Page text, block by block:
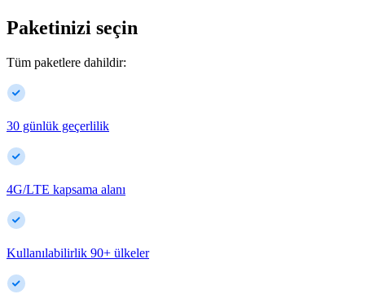
Paketinizi seçin
Tüm paketlere dahildir:
30 günlük geçerlilik
4G/LTE kapsama alanı
Kullanılabilirlik 90+ ülkeler